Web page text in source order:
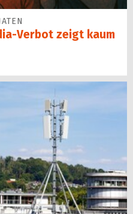
Verbot zeigt kaum